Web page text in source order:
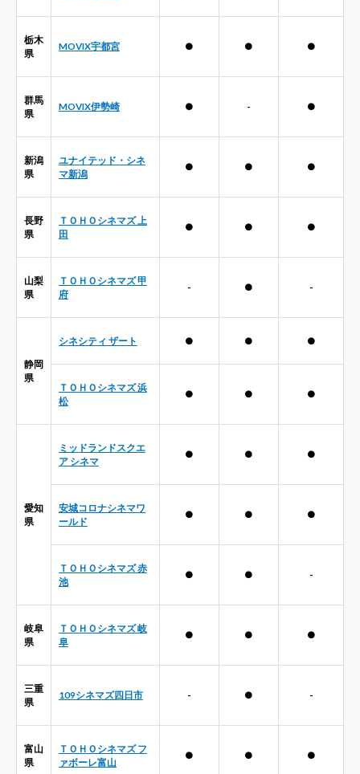
栃木
県
MOVIX宇都宮 ● ● ●
群馬
県
MOVIX伊勢崎 ● - ●
新潟
県
ユナイテッド・シネ
マ新潟
● ● ●
長野
県
ＴＯＨＯシネマズ 上
田
● ● ●
山梨
県
ＴＯＨＯシネマズ 甲
府
- ● -
静岡
県
シネシティ ザート ● ● ●
ＴＯＨＯシネマズ 浜
松
● ● ●
愛知
県
ミッドランドスクエ
ア シネマ
● ● ●
安城コロナシネマワ
ールド
● ● ●
ＴＯＨＯシネマズ 赤
池
● ● -
岐阜
県
ＴＯＨＯシネマズ 岐
阜
● ● ●
三重
県
109シネマズ四日市 - ● -
富山
県
ＴＯＨＯシネマズ フ
ァボーレ富山
● ● ●